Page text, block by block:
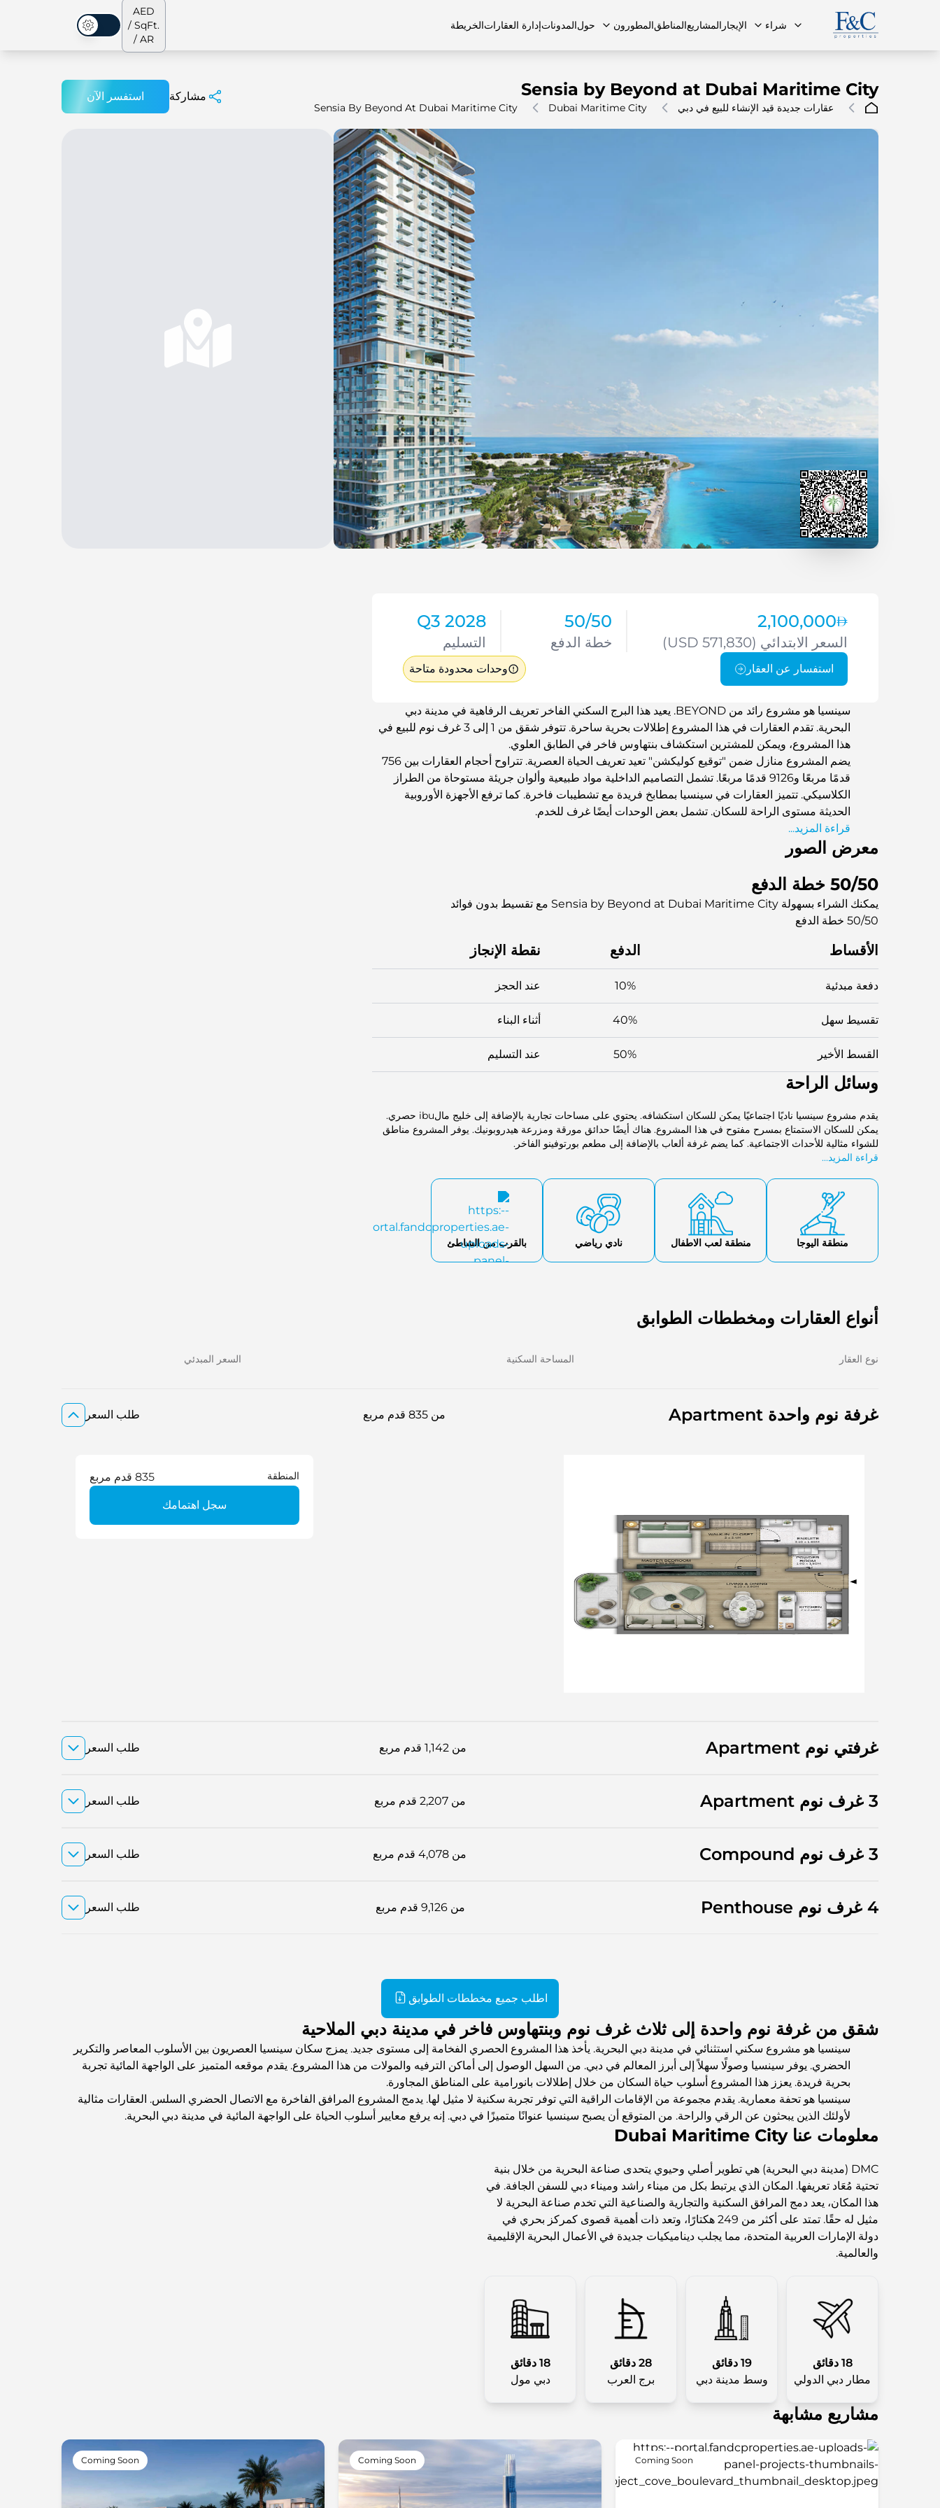
شراء
الشقق
الإيجار
الفلل
المشاريعالمناطقالمطورون حول
اتصل بنا
المدوناتإدارة العقاراتالخريطة
الوضع المظلم
AED
/ SqFt.
/ AR
Sensia by Beyond at Dubai Maritime City
عقارات جديدة قيد الإنشاء للبيع في دبي Dubai Maritime City
Sensia By Beyond At Dubai Maritime City
مشاركة استفسر الآن
2,100,000
السعر الابتدائي (USD 571,830)
50/50
خطة الدفع
Q3 2028
التسليم
استفسار عن العقار وحدات محدودة متاحة
سينسيا هو مشروع رائد من BEYOND. يعيد هذا البرج السكني الفاخر تعريف الرفاهية في مدينة دبي
البحرية. تقدم العقارات في هذا المشروع إطلالات بحرية ساحرة. تتوفر شقق من 1 إلى 3 غرف نوم للبيع في
هذا المشروع، ويمكن للمشترين استكشاف بنتهاوس فاخر في الطابق العلوي.
يضم المشروع منازل ضمن "توقيع كوليكشن" تعيد تعريف الحياة العصرية. تتراوح أحجام العقارات بين 756
قدمًا مربعًا و9126 قدمًا مربعًا. تشمل التصاميم الداخلية مواد طبيعية وألوان جريئة مستوحاة من الطراز
الكلاسيكي. تتميز العقارات في سينسيا بمطابخ فريدة مع تشطيبات فاخرة. كما ترفع الأجهزة الأوروبية
الحديثة مستوى الراحة للسكان. تشمل بعض الوحدات أيضًا غرف للخدم.
قراءة المزيد...
معرض الصور
50/50 خطة الدفع
يمكنك الشراء بسهولة Sensia by Beyond at Dubai Maritime City مع تقسيط بدون فوائد
50/50 خطة الدفع
الأقساط الدفع نقطة الإنجاز
دفعة مبدئية 10% عند الحجز
تقسيط سهل 40% أثناء البناء
القسط الأخير 50% عند التسليم
وسائل الراحة
يقدم مشروع سينسيا ناديًا اجتماعيًا يمكن للسكان استكشافه. يحتوي على مساحات تجارية بالإضافة إلى خليج مالibu حصري.
يمكن للسكان الاستمتاع بمسرح مفتوح في هذا المشروع. هناك أيضًا حدائق مورقة ومزرعة هيدروبونيك. يوفر المشروع مناطق
للشواء مثالية للأحداث الاجتماعية. كما يضم غرفة ألعاب بالإضافة إلى مطعم بورتوفينو الفاخر.
قراءة المزيد...
منطقة اليوجا منطقة لعب الاطفال نادي رياضي بالقرب من الشاطئ
أنواع العقارات ومخططات الطوابق
نوع العقار المساحة السكنية السعر المبدئي
غرفة نوم واحدة Apartment من 835 قدم مربع طلب السعر
المنطقة 835 قدم مربع
سجل اهتمامك
غرفتي نوم Apartment من 1,142 قدم مربع طلب السعر
3 غرف نوم Apartment من 2,207 قدم مربع طلب السعر
3 غرف نوم Compound من 4,078 قدم مربع طلب السعر
4 غرف نوم Penthouse من 9,126 قدم مربع طلب السعر
اطلب جميع مخططات الطوابق
شقق من غرفة نوم واحدة إلى ثلاث غرف نوم وبنتهاوس فاخر في مدينة دبي الملاحية
سينسيا هو مشروع سكني استثنائي في مدينة دبي البحرية. يأخذ هذا المشروع الحصري الفخامة إلى مستوى جديد. يمزج سكان سينسيا العصريون بين الأسلوب المعاصر والتكرير
الحضري. يوفر سينسيا وصولًا سهلاً إلى أبرز المعالم في دبي. من السهل الوصول إلى أماكن الترفيه والمولات من هذا المشروع. يقدم موقعه المتميز على الواجهة المائية تجربة
بحرية فريدة. يعزز هذا المشروع أسلوب حياة السكان من خلال إطلالات بانورامية على المناطق المجاورة.
سينسيا هو تحفة معمارية. يقدم مجموعة من الإقامات الراقية التي توفر تجربة سكنية لا مثيل لها. يدمج المشروع المرافق الفاخرة مع الاتصال الحضري السلس. العقارات مثالية
لأولئك الذين يبحثون عن الرقي والراحة. من المتوقع أن يصبح سينسيا عنوانًا متميزًا في دبي. إنه يرفع معايير أسلوب الحياة على الواجهة المائية في مدينة دبي البحرية.
معلومات عنا Dubai Maritime City
DMC (مدينة دبي البحرية) هي تطوير أصلي وحيوي يتحدى صناعة البحرية من خلال بنية
تحتية مُعَاد تعريفها. المكان الذي يرتبط بكل من ميناء راشد وميناء دبي للسفن الجافة. في
هذا المكان، يعد دمج المرافق السكنية والتجارية والصناعية التي تخدم صناعة البحرية لا
مثيل له حقًا. تمتد على أكثر من 249 هكتارًا، وتعد ذات أهمية قصوى كمركز بحري في
دولة الإمارات العربية المتحدة، مما يجلب ديناميكيات جديدة في الأعمال البحرية الإقليمية
والعالمية.
18 دقائق
مطار دبي الدولي
19 دقائق
وسط مدينة دبي
28 دقائق
برج العرب
18 دقائق
دبي مول
مشاريع مشابهة
Coming Soon
Coming Soon
Coming Soon